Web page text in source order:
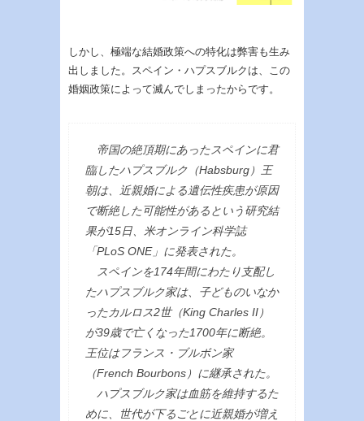
しかし、極端な結婚政策への特化は弊害も生み
出しました。スペイン・ハプスブルクは、この
婚姻政策によって滅んでしまったからです。
帝国の絶頂期にあったスペインに君
臨したハプスブルク（Habsburg）王
朝は、近親婚による遺伝性疾患が原因
で断絶した可能性があるという研究結
果が15日、米オンライン科学誌
「PLoS ONE」に発表された。
スペインを174年間にわたり支配し
たハプスブルク家は、子どものいなか
ったカルロス2世（King Charles II）
が39歳で亡くなった1700年に断絶。
王位はフランス・ブルボン家
（French Bourbons）に継承された。
ハプスブルク家は血筋を維持するた
めに、世代が下るごとに近親婚が増え